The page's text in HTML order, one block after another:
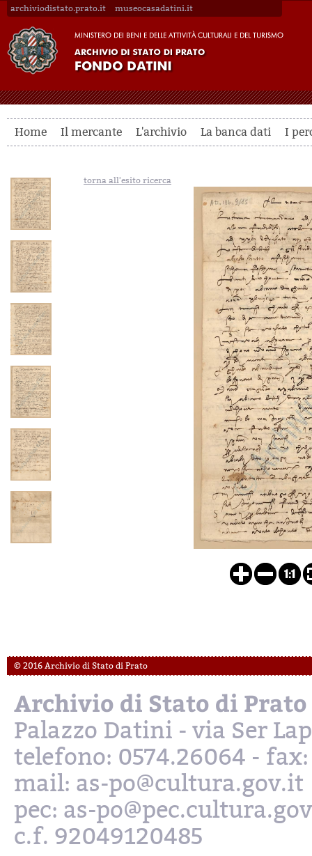
archiviodistato.prato.it museocasadatini.it
Home Il mercante L'archivio La banca dati I
torna all'esito ricerca
© 2016 Archivio di Stato di Prato
Archivio di Stato di Prato
Palazzo Datini - via Ser
telefono: 0574.26064 - fax:
mail: as-po@cultura.gov.it
pec: as-
c.f. 92049120485